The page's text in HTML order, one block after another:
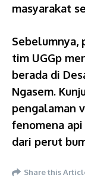
masyarakat
Sebelumnya,
tim UGGp
berada di
Ngasem.
pengalaman
fenomena
dari perut
Share this